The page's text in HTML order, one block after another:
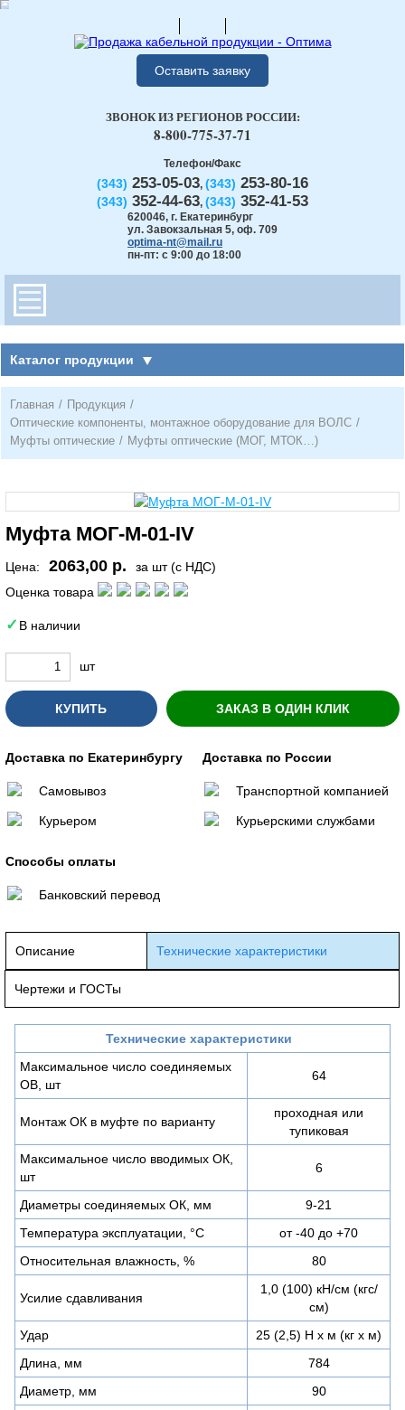
Оставить заявку
Телефон/Факс
(343) 253-05-03, (343) 253-80-16
(343) 352-44-63, (343) 352-41-53
620046, г. Екатеринбург
ул. Завокзальная 5, оф. 709
optima-nt@mail.ru
пн-пт: с 9:00 до 18:00
ЗВОНОК ИЗ РЕГИОНОВ РОССИИ:
8-800-775-37-71
Каталог продукции
Главная / Продукция /
Оптические компоненты, монтажное оборудование для ВОЛС /
Муфты оптические / Муфты оптические (МОГ, МТОК…)
Муфта МОГ-М-01-IV
Цена: 2063,00 р.
за шт (с НДС)
Оценка товара
В наличии
шт
КУПИТЬ ЗАКАЗ В ОДИН КЛИК
Доставка по Екатеринбургу
Самовывоз
Курьером
Доставка по России
Транспортной компанией
Курьерскими службами
Способы оплаты
Банковский перевод
Описание Технические характеристики
Чертежи и ГОСТы
Технические характеристики
Максимальное число соединяемых
ОВ, шт
64
Монтаж ОК в муфте по варианту
проходная или
тупиковая
Максимальное число вводимых ОК,
шт
6
Диаметры соединяемых ОК, мм
9-21
Температура эксплуатации, °С
от -40 до +70
Относительная влажность, %
80
Усилие сдавливания
1,0 (100) кН/см (кгс/
см)
Удар
25 (2,5) Н х м (кг х м)
Длина, мм
784
Диаметр, мм
90